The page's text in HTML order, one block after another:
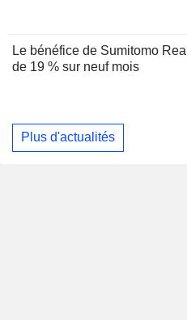
Le bénéfice de Sumitomo
de 19 % sur neuf mois
Plus d'actualités